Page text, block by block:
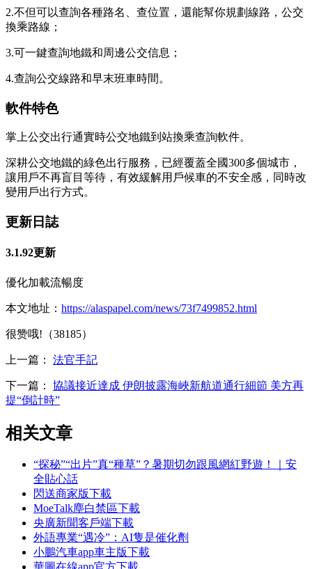
2.不但可以查詢各種路名、查位置，還能幫你規劃線路，公交
換乘路線；
3.可一鍵查詢地鐵和周邊公交信息；
4.查詢公交線路和早末班車時間。
軟件特色
掌上公交出行通實時公交地鐵到站換乘查詢軟件。
深耕公交地鐵的綠色出行服務，已經覆蓋全國300多個城市，
讓用戶不再盲目等待，有效緩解用戶候車的不安全感，同時改
變用戶出行方式。
更新日誌
3.1.92更新
優化加載流暢度
本文地址： https://alaspapel.com/news/73f7499852.html
很赞哦!（38185）
上一篇： 法官手記
下一篇： 協議接近達成 伊朗披露海峽新航道通行細節 美方再
提“倒計時”
相关文章
“探秘”“出片”真“種草”？暑期切勿跟風網紅野遊！｜安
全貼心話
閃送商家版下載
MoeTalk塵白禁區下載
央廣新聞客戶端下載
外語專業“遇冷”：AI隻是催化劑
小鵬汽車app車主版下載